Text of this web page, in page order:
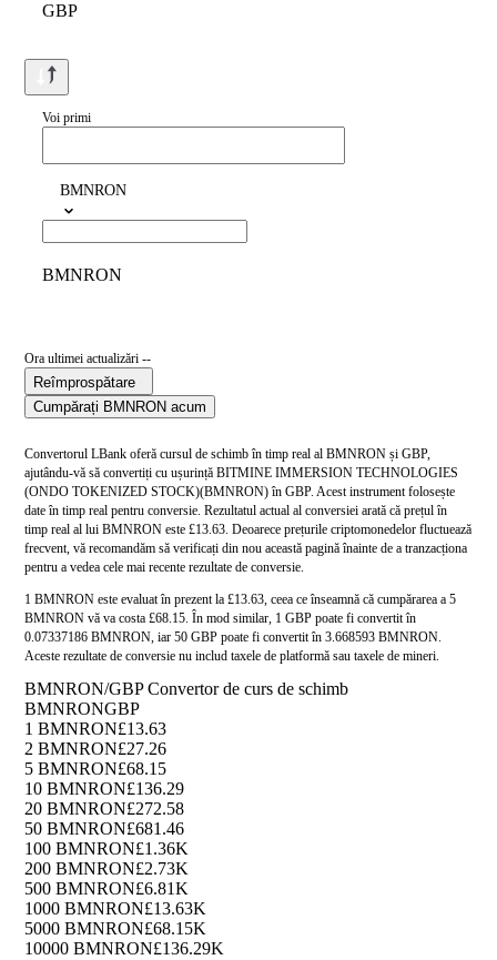
GBP
Voi primi
BMNRON
BMNRON
Ora ultimei actualizări --
Reîmprospătare
Cumpărați BMNRON acum
Convertorul LBank oferă cursul de schimb în timp real al BMNRON și GBP,
ajutându-vă să convertiți cu ușurință BITMINE IMMERSION TECHNOLOGIES
(ONDO TOKENIZED STOCK)(BMNRON) în GBP. Acest instrument folosește
date în timp real pentru conversie. Rezultatul actual al conversiei arată că prețul în
timp real al lui BMNRON este £13.63. Deoarece prețurile criptomonedelor fluctuează
frecvent, vă recomandăm să verificați din nou această pagină înainte de a tranzacționa
pentru a vedea cele mai recente rezultate de conversie.
1 BMNRON este evaluat în prezent la £13.63, ceea ce înseamnă că cumpărarea a 5
BMNRON vă va costa £68.15. În mod similar, 1 GBP poate fi convertit în
0.07337186 BMNRON, iar 50 GBP poate fi convertit în 3.668593 BMNRON.
Aceste rezultate de conversie nu includ taxele de platformă sau taxele de mineri.
BMNRON/GBP Convertor de curs de schimb
BMNRONGBP
1 BMNRON£13.63
2 BMNRON£27.26
5 BMNRON£68.15
10 BMNRON£136.29
20 BMNRON£272.58
50 BMNRON£681.46
100 BMNRON£1.36K
200 BMNRON£2.73K
500 BMNRON£6.81K
1000 BMNRON£13.63K
5000 BMNRON£68.15K
10000 BMNRON£136.29K